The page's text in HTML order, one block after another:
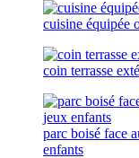
cuisine équipée
coin terrasse
parc boisé face
enfants